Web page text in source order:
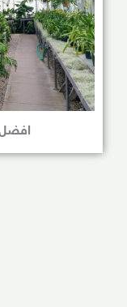
افضل